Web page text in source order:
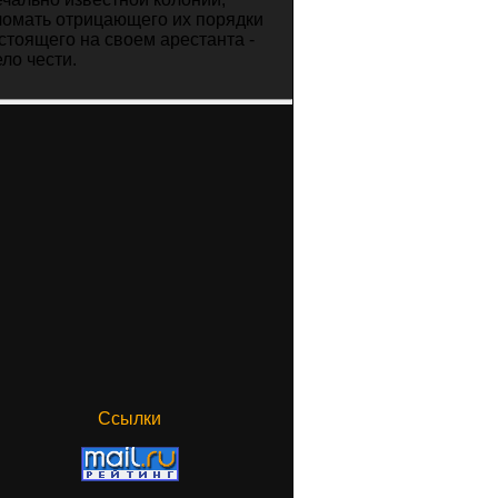
отрицающего их порядки
на своем арестанта -
чести.
Ссылки